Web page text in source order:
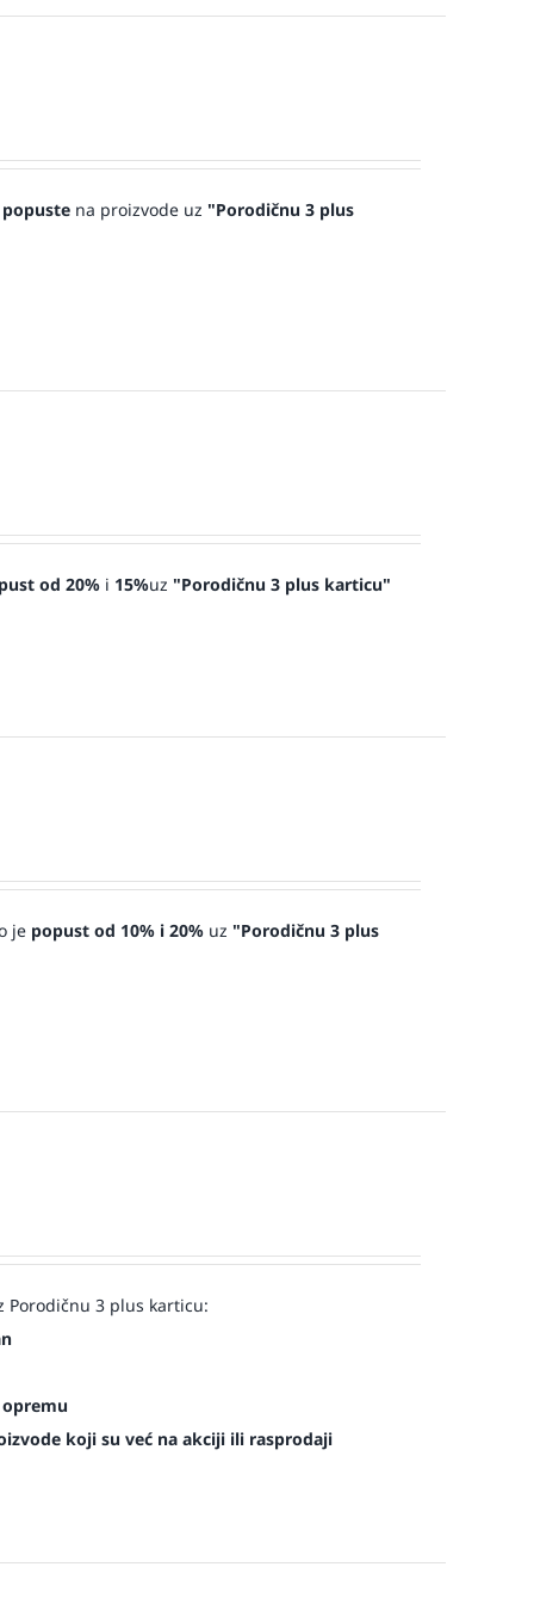
na proizvode uz "Porodičnu 3 plus
od 20%i 15%uz "Porodičnu 3 plus karticu"
je popust od 10% i 20%uz "Porodičnu 3 plus
Porodičnu 3 plus karticu:
koji su već na akciji ili rasprodaji